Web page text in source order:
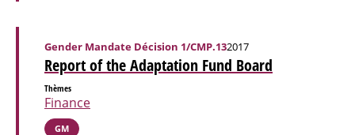
Report of the Adaptation Fund Board
Gender Mandate Décision 1/CMP.132017
Thèmes
Finance
GM